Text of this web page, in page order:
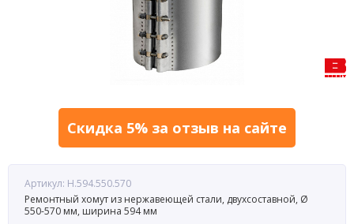
Скидка 5% за отзыв на сайте
Артикул: Н.594.550.570
Ремонтный хомут из нержавеющей стали, двухсоставной, Ø
550-570 мм, ширина 594 мм